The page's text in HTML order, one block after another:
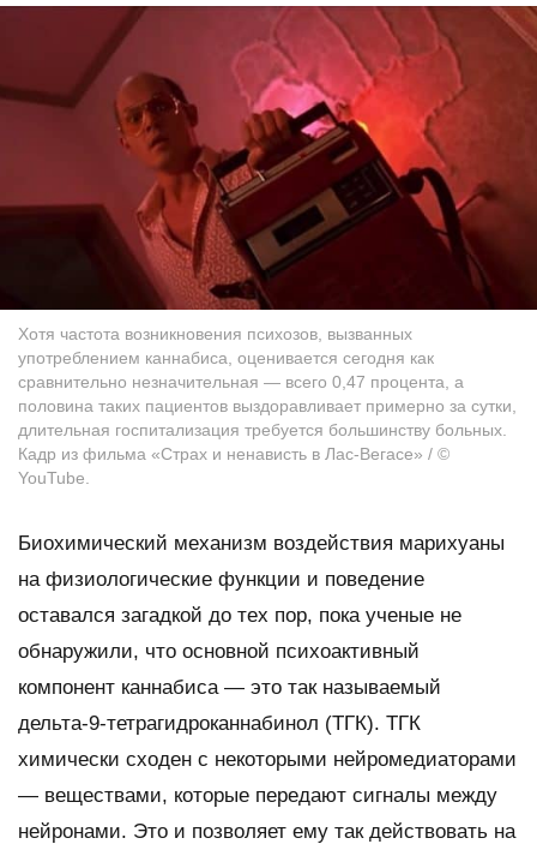
Хотя частота возникновения психозов, вызванных
употреблением каннабиса, оценивается сегодня как
сравнительно незначительная — всего 0,47 процента, а
половина таких пациентов выздоравливает примерно за сутки,
длительная госпитализация требуется большинству больных.
Кадр из фильма «Страх и ненависть в Лас-Вегасе» / ©
YouTube.
Биохимический механизм воздействия марихуаны
на физиологические функции и поведение
оставался загадкой до тех пор, пока ученые не
обнаружили, что основной психоактивный
компонент каннабиса — это так называемый
дельта-9-тетрагидроканнабинол (ТГК). ТГК
химически сходен с некоторыми нейромедиаторами
— веществами, которые передают сигналы между
нейронами. Это и позволяет ему так действовать на